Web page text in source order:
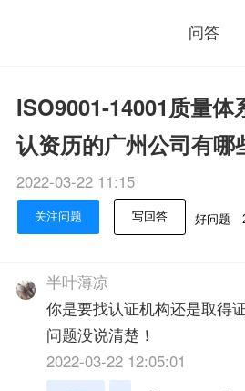
问答
ISO9001-14001质量体
认资历的广州公司有哪
2022-03-22 11:15
关注问题 写回答 好问题
半叶薄凉
你是要找认证机构还是取得
问题没说清楚！
2022-03-22 12:05:01